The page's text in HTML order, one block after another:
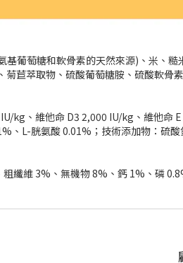
葡萄糖和軟骨素的天然來源)、米、
菊苣萃取物、硫酸葡萄糖胺、硫酸軟
IU/kg、維他命 D3 2,000 IU/kg、維他
、L-胱氨酸 0.01%；技術添加物：硫
纖維 3%、無機物 8%、鈣 1%、磷